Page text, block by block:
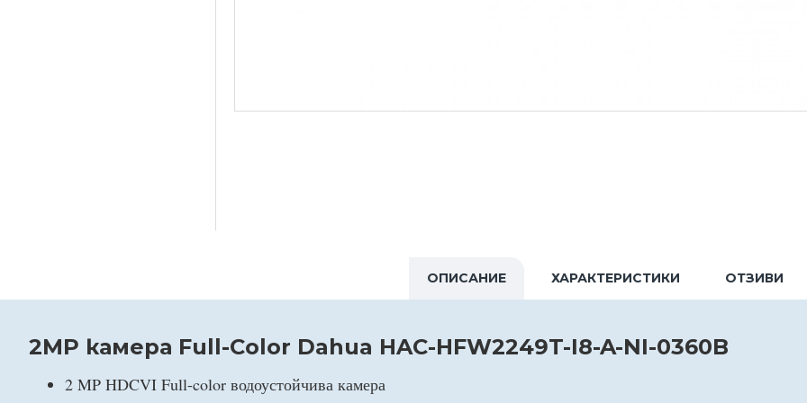
ОПИСАНИЕ ХАРАКТЕРИСТИКИ ОТЗИВИ
2MP камера Full-Color Dahua HAC-HFW2249T-I8-A-NI-0360B
2 MP HDCVI Full-color водоустойчива камера